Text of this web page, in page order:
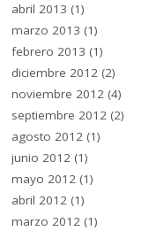
abril 2013 (1)
marzo 2013 (1)
febrero 2013 (1)
diciembre 2012 (2)
noviembre 2012 (4)
septiembre 2012 (2)
agosto 2012 (1)
junio 2012 (1)
mayo 2012 (1)
abril 2012 (1)
marzo 2012 (1)